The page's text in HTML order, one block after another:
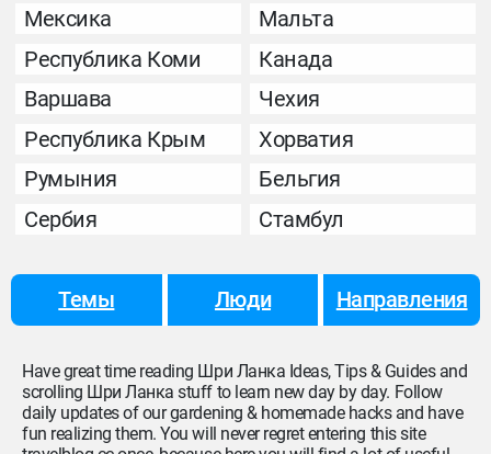
Мексика
Мальта
Республика Коми
Канада
Варшава
Чехия
Республика Крым
Хорватия
Румыния
Бельгия
Сербия
Стамбул
Темы Люди Направления
Have great time reading Шри Ланка Ideas, Tips & Guides and
scrolling Шри Ланка stuff to learn new day by day. Follow
daily updates of our gardening & homemade hacks and have
fun realizing them. You will never regret entering this site